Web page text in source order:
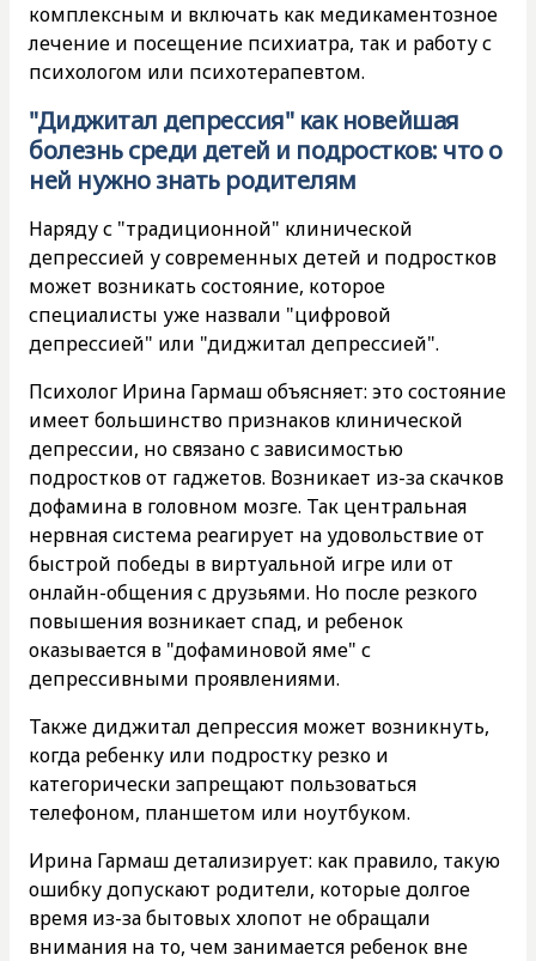
комплексным и включать как медикаментозное
лечение и посещение психиатра, так и работу с
психологом или психотерапевтом.
"Диджитал депрессия" как новейшая
болезнь среди детей и подростков: что о
ней нужно знать родителям
Наряду с "традиционной" клинической
депрессией у современных детей и подростков
может возникать состояние, которое
специалисты уже назвали "цифровой
депрессией" или "диджитал депрессией".
Психолог Ирина Гармаш объясняет: это состояние
имеет большинство признаков клинической
депрессии, но связано с зависимостью
подростков от гаджетов. Возникает из-за скачков
дофамина в головном мозге. Так центральная
нервная система реагирует на удовольствие от
быстрой победы в виртуальной игре или от
онлайн-общения с друзьями. Но после резкого
повышения возникает спад, и ребенок
оказывается в "дофаминовой яме" с
депрессивными проявлениями.
Также диджитал депрессия может возникнуть,
когда ребенку или подростку резко и
категорически запрещают пользоваться
телефоном, планшетом или ноутбуком.
Ирина Гармаш детализирует: как правило, такую
ошибку допускают родители, которые долгое
время из-за бытовых хлопот не обращали
внимания на то, чем занимается ребенок вне